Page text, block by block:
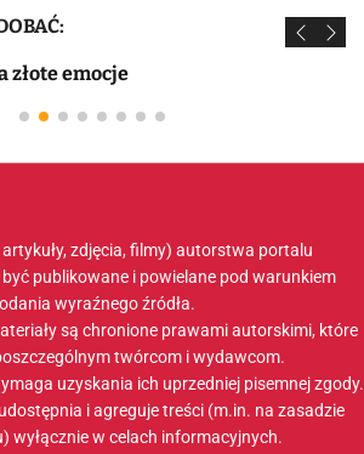
złote emocje
artykuły, zdjęcia, filmy) autorstwa portalu
publikowane i powielane pod warunkiem
wyraźnego źródła.
są chronione prawami autorskimi, które
twórcom i wydawcom.
uzyskania ich uprzedniej pisemnej zgody.
i agreguje treści (m.in. na zasadzie
wyłącznie w celach informacyjnych.